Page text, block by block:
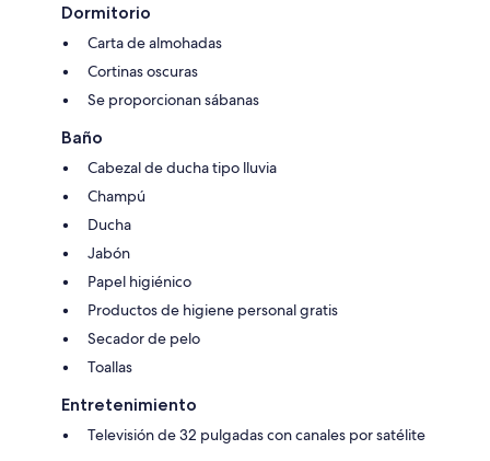
Dormitorio
Carta de almohadas
Cortinas oscuras
Se proporcionan sábanas
Baño
Cabezal de ducha tipo lluvia
Champú
Ducha
Jabón
Papel higiénico
Productos de higiene personal gratis
Secador de pelo
Toallas
Entretenimiento
Televisión de 32 pulgadas con canales por satélite